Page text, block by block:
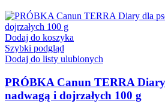
Dodaj do koszyka
Szybki podgląd
Dodaj do listy ulubionych
PRÓBKA Canun TERRA
nadwagą i dojrzałych 100 g